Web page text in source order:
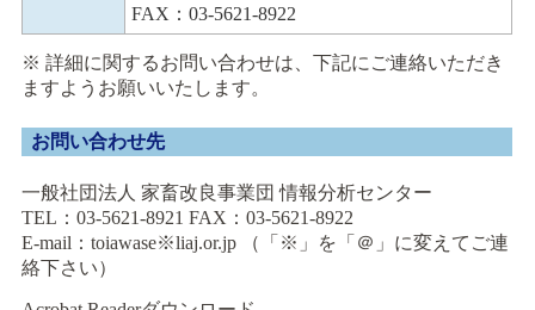
FAX：03-5621-8922
※ 詳細に関するお問い合わせは、下記にご連絡いただき
ますようお願いいたします。
お問い合わせ先
一般社団法人 家畜改良事業団 情報分析センター
TEL：03-5621-8921 FAX：03-5621-8922
E-mail：toiawase※liaj.or.jp （「※」を「＠」に変えてご連
絡下さい）